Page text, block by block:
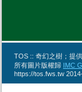
TOS :: 奇幻之樹；提
所有圖片版權歸 IMC
https://tos.fws.tw